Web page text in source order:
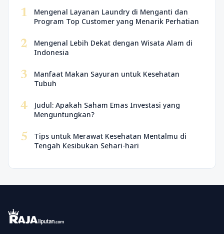
1
Mengenal Layanan Laundry di Menganti dan
Program Top Customer yang Menarik Perhatian
2
Mengenal Lebih Dekat dengan Wisata Alam di
Indonesia
3
Manfaat Makan Sayuran untuk Kesehatan
Tubuh
4
Judul: Apakah Saham Emas Investasi yang
Menguntungkan?
5
Tips untuk Merawat Kesehatan Mentalmu di
Tengah Kesibukan Sehari-hari